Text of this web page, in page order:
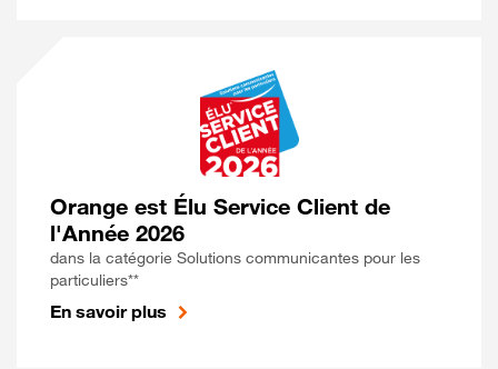
Orange est Élu Service Client de
l'Année 2026
dans la catégorie Solutions communicantes pour les
particuliers**
En savoir plus